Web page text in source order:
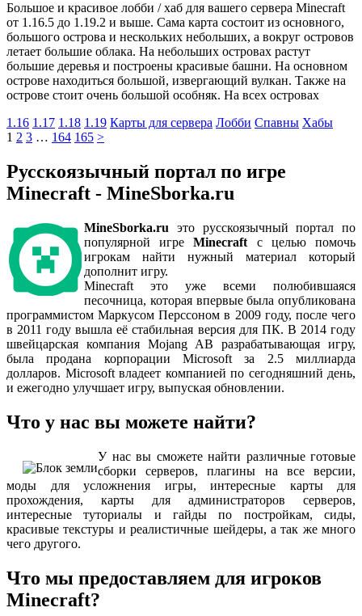
Большое и красивое лобби / хаб для вашего сервера Minecraft
от 1.16.5 до 1.19.2 и выше. Сама карта состоит из основного,
большого острова и нескольких небольших, а вокруг островов
летает большие облака. На небольших островах растут
большие деревья и построены красивые башни. На основном
острове находиться большой, извергающий вулкан. Также на
острове стоит очень большой особняк. На всех островах
1.16 1.17 1.18 1.19 Карты для сервера Лобби Спавны Хабы
1 2 3 … 164 165 >
Русскоязычный портал по игре
Minecraft - MineSborka.ru
MineSborka.ru это русскоязычный портал по
популярной игреMinecraft с целью помочь
игрокам найти нужный материал который
дополнит игру.
Minecraft это уже всеми полюбившаяся
песочница, которая впервые была опубликована
программистом Маркусом Перссоном в 2009 году, после чего
в 2011 году вышла её стабильная версия для ПК. В 2014 году
швейцарская компания Mojang AB разрабатывающая игру,
была продана корпорации Microsoft за 2.5 миллиарда
долларов. Microsoft владеет компанией по сегодняшний день,
и ежегодно улучшает игру, выпуская обновлении.
Что у нас вы можете найти?
У нас вы сможете найти различные готовые
сборки серверов, плагины на все версии,
моды для усложнения игры, интересные карты для
прохождения, карты для администраторов серверов,
интересные туториалы и гайды по постройкам, сиды,
красивые текстуры и реалистичные шейдеры, а так же много
чего другого.
Что мы предоставляем для игроков
Minecraft?